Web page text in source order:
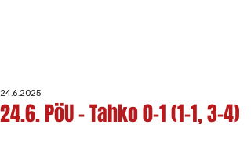
24.6. PöU - Tahko 0-1 (1-1, 3-4)
24.6.2025